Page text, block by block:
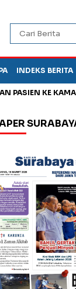
INDEKS BERITA
KE KAMAR